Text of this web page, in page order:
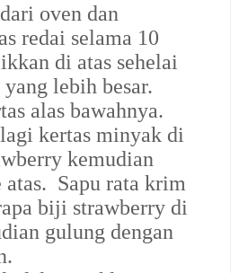
oven dan
redai selama 10
di atas sehelai
lebih besar.
alas bawahnya.
kertas minyak di
kemudian
Sapu rata krim
biji strawberry di
gulung dengan